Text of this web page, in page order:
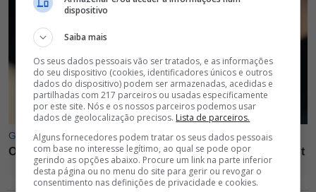
dispositivo
Saiba mais
Os seus dados pessoais vão ser tratados, e as informações
do seu dispositivo (cookies, identificadores únicos e outros
dados do dispositivo) podem ser armazenadas, acedidas e
partilhadas com 217 parceiros ou usadas especificamente
por este site. Nós e os nossos parceiros podemos usar
dados de geolocalização precisos. Lista de parceiros.
Alguns fornecedores podem tratar os seus dados pessoais
com base no interesse legítimo, ao qual se pode opor
gerindo as opções abaixo. Procure um link na parte inferior
desta página ou no menu do site para gerir ou revogar o
consentimento nas definições de privacidade e cookies.